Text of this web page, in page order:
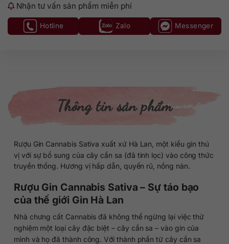
Nhận tư vấn sản phẩm miễn phí
Hotline Zalo Messenger
Thông tin sản phẩm
Rượu Gin Cannabis Sativa xuất xứ Hà Lan, một kiểu gin thú
vị với sự bổ sung của cây cần sa (đã tinh lọc) vào công thức
truyền thống. Hương vị hấp dẫn, quyến rũ, nồng nàn.
Rượu Gin Cannabis Sativa – Sự táo bạo
của thế giới Gin Hà Lan
Nhà chưng cất Cannabis đã không thể ngừng lại việc thử
nghiệm một loại cây đặc biệt – cây cần sa – vào gin của
mình và họ đã thành công. Với thành phần từ cây cần sa